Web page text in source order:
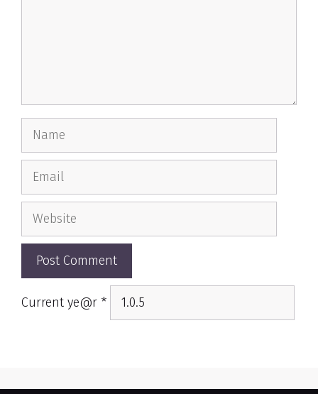
Name
Email
Website
Current ye@r *